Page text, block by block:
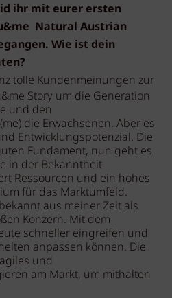
ihr mit eurer ersten
Natural Austrian
Wie ist dein
tolle Kundenmeinungen zur
Story um die Generation
und den
die Erwachsenen. Aber es
Entwicklungspotenzial. Die
Fundament, nun geht es
in der Bekanntheit
Ressourcen und ein hohes
für das Marktumfeld.
aus meiner Zeit als
Konzern. Mit dem
schneller eingreifen und
anpassen können. Die
und
am Markt, um mithalten